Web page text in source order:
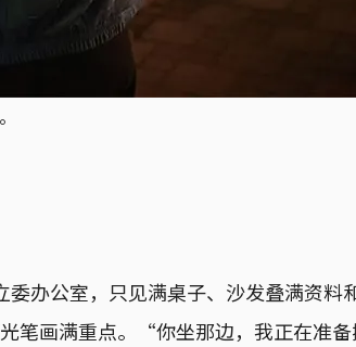
办公室，只见满桌子、沙发叠满资料
笔画满重点。“你坐那边，我正在准